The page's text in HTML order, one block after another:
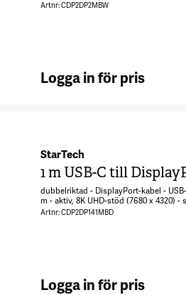
Artnr: CDP2DP2MBW
Logga in för pris
StarTech
1 m USB-C till
dubbelriktad - DisplayPort-kabel -
m - aktiv, 8K UHD-stöd (7680 x 4320) -
Artnr: CDP2DP141MBD
Logga in för pris